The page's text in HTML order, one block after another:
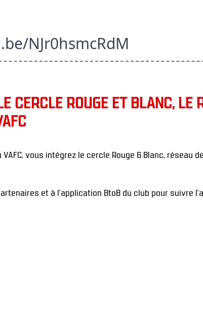
NJr0hsmcRdM
CERCLE ROUGE ET BLANC, LE
vous intégrez le cercle Rouge & Blanc, réseau
et à l’application BtoB du club pour suivre